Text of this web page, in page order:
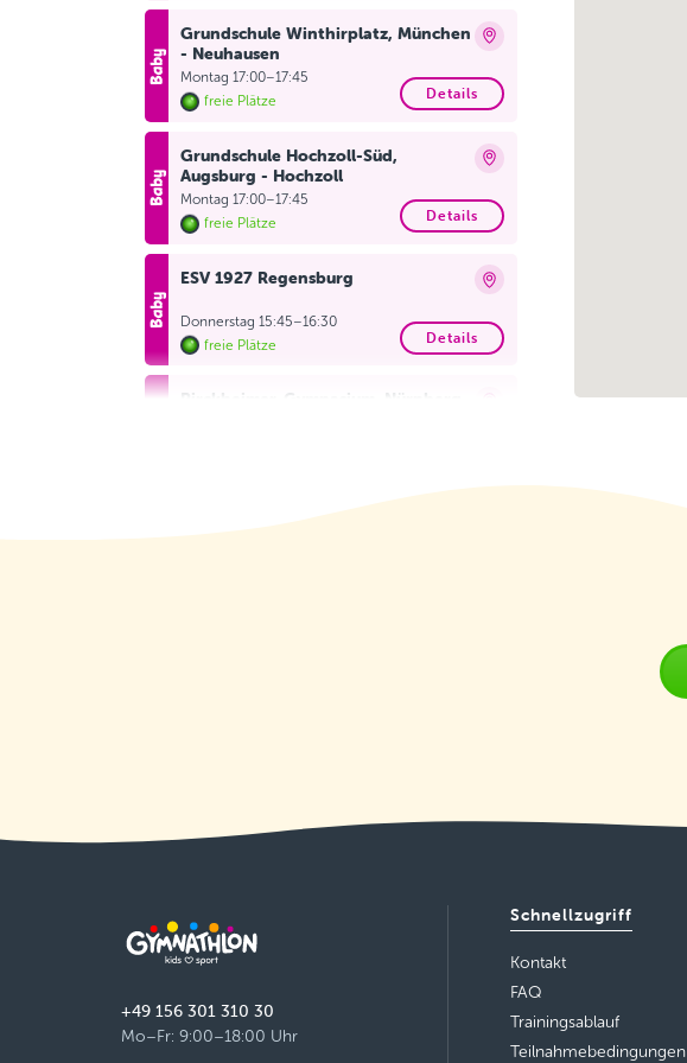
Grundschule Winthirplatz, München
- Neuhausen
Montag 17:00–17:45
freie Plätze
Details
Grundschule Hochzoll-Süd,
Augsburg - Hochzoll
Montag 17:00–17:45
freie Plätze
Details
ESV 1927 Regensburg
Donnerstag 15:45–16:30
freie Plätze
Details
Pirckheimer-Gymnasium, Nürnberg
Gebrüder-Grimm-Schule, Nürnberg
- Erlenstegen
+49 156 301 310 30
Mo–Fr: 9:00–18:00 Uhr
Schnellzugriff
Kontakt
FAQ
Trainingsablauf
Teilnahmebedingungen